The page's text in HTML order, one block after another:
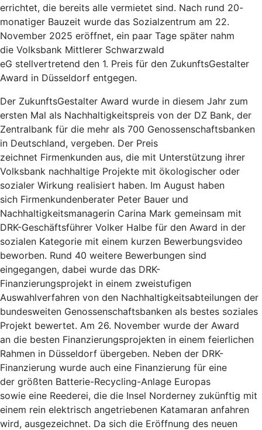
errichtet, die bereits alle vermietet sind. Nach rund 20-
monatiger Bauzeit wurde das Sozialzentrum am 22.
November 2025 eröffnet, ein paar Tage später nahm
die Volksbank Mittlerer Schwarzwald
eG stellvertretend den 1. Preis für den ZukunftsGestalter
Award in Düsseldorf entgegen.
Der ZukunftsGestalter Award wurde in diesem Jahr zum
ersten Mal als Nachhaltigkeitspreis von der DZ Bank, der
Zentralbank für die mehr als 700 Genossenschaftsbanken
in Deutschland, vergeben. Der Preis
zeichnet Firmenkunden aus, die mit Unterstützung ihrer
Volksbank nachhaltige Projekte mit ökologischer oder
sozialer Wirkung realisiert haben. Im August haben
sich Firmenkundenberater Peter Bauer und
Nachhaltigkeitsmanagerin Carina Mark gemeinsam mit
DRK-Geschäftsführer Volker Halbe für den Award in der
sozialen Kategorie mit einem kurzen Bewerbungsvideo
beworben. Rund 40 weitere Bewerbungen sind
eingegangen, dabei wurde das DRK-
Finanzierungsprojekt in einem zweistufigen
Auswahlverfahren von den Nachhaltigkeitsabteilungen der
bundesweiten Genossenschaftsbanken als bestes soziales
Projekt bewertet. Am 26. November wurde der Award
an die besten Finanzierungsprojekten in einem feierlichen
Rahmen in Düsseldorf übergeben. Neben der DRK-
Finanzierung wurde auch eine Finanzierung für eine
der größten Batterie-Recycling-Anlage Europas
sowie eine Reederei, die die Insel Norderney zukünftig mit
einem rein elektrisch angetriebenen Katamaran anfahren
wird, ausgezeichnet. Da sich die Eröffnung des neuen